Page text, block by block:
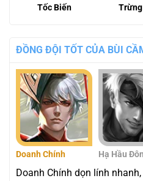
Tốc Biến
ĐỒNG ĐỘI TỐT CỦA BÙI
Doanh Chính Hạ Hầu Đôn
Doanh Chính dọn lính